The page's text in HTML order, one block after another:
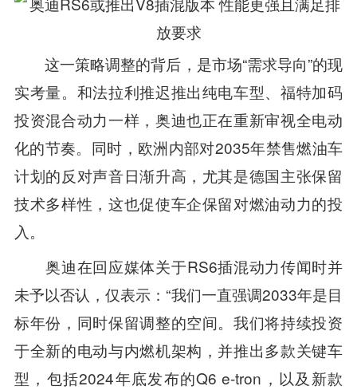
这一策略调整的背后，是市场“需求导向”的现
实考量。和法拉利推迟推出纯电车型、福特加码
投资混合动力一样，奥迪也正在重新审视全电动
化的节奏。同时，欧洲内部对2035年禁售燃油车
计划的反对声音日渐升高，尤其是德国主张保留
技术多样性，这也促使车企保留对燃油动力的投
入。
奥迪在回应媒体关于RS6插混动力传闻时并
未予以否认，仅表示：“我们一直强调2033年是目
标年份，同时保留调整的空间。我们将持续投资
于全新的电动与内燃机架构，并推出多款关键车
型，包括2024年底发布的Q6 e-tron，以及新款